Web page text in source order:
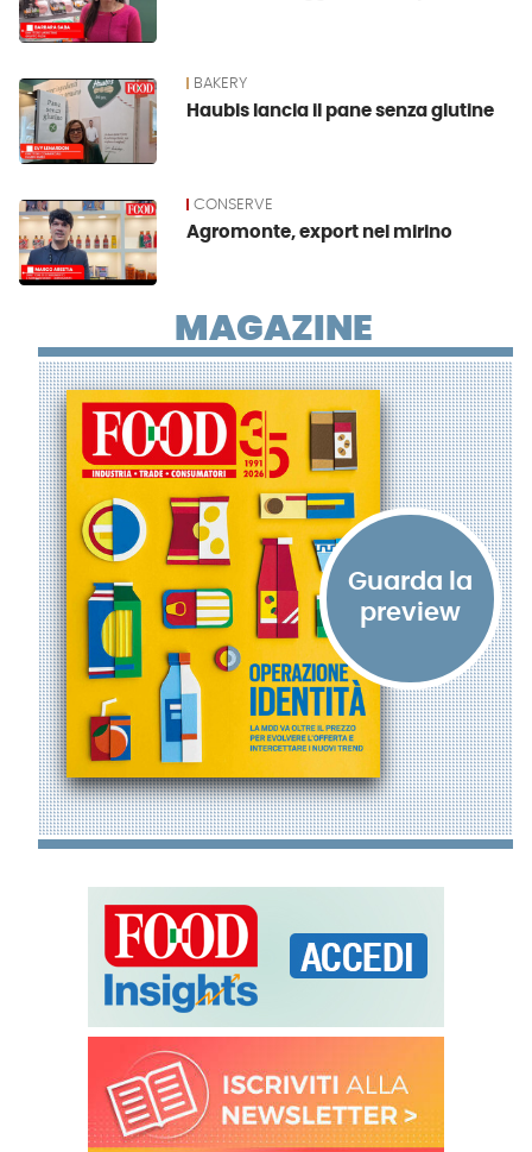
BAKERY
Haubis lancia il pane senza glutine
CONSERVE
Agromonte, export nel mirino
MAGAZINE